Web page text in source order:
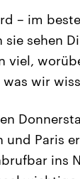
– im
sehen
viel,
wir
und Paris
ins